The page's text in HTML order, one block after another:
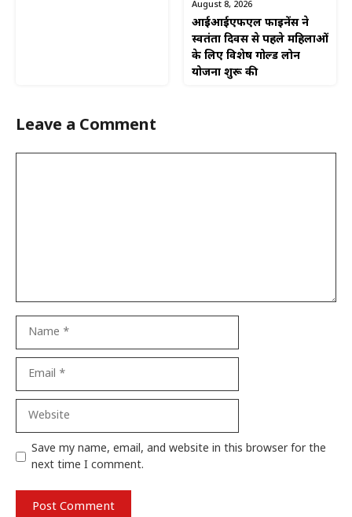
August 8, 2026
आईआईएफएल फाइनेंस ने
स्वतंत्रता दिवस से पहले महिलाओं
के लिए विशेष गोल्ड लोन
योजना शुरू की
Leave a Comment
Website
Save my name, email, and website in this browser for the
next time I comment.